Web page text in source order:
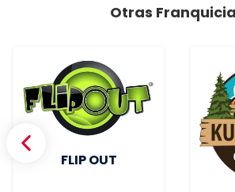
Otras
FLIP OUT